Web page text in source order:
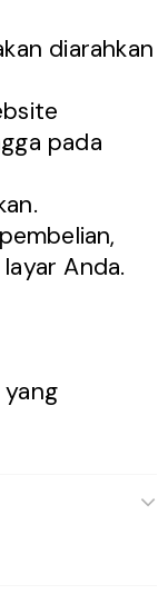
diarahkan
pada
Anda.